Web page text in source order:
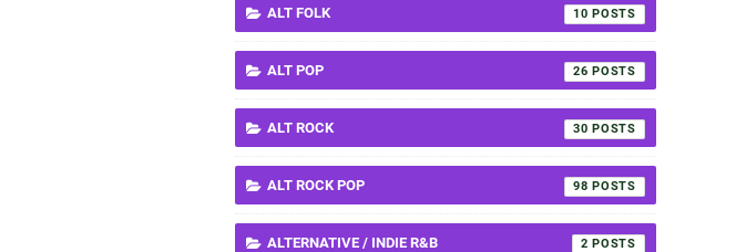
ALT FOLK 10
ALT POP 26
ALT ROCK 30
ALT ROCK POP 98
ALTERNATIVE / INDIE R&B 2